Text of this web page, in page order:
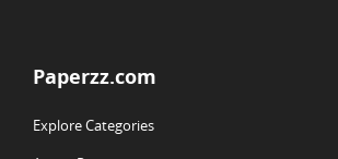
Paperzz.com
Explore Categories